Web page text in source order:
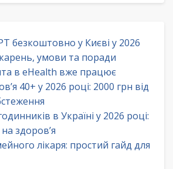
безкоштовно у Києві у 2026
умови та поради
в eHealth вже працює
40+ у 2026 році: 2000 грн від
в Україні у 2026 році:
здоров’я
лікаря: простий гайд для